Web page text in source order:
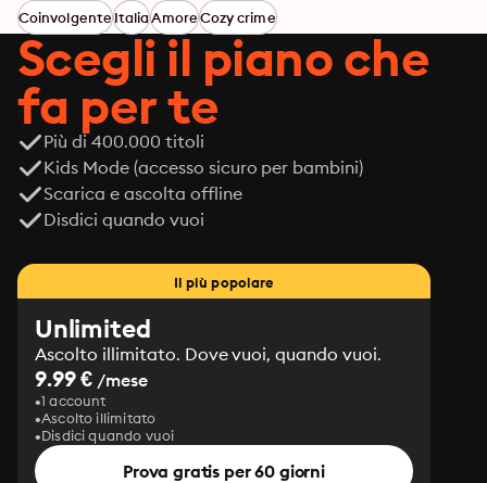
compromesso dovrà pur accettarlo. Così, dopo un
faticoso rebranding, in redazione arrivano centinaia di
manoscritti, tra cui un thriller mozzafiato a cui
mancano le ultime venti pagine.
Peccato che il talentuoso autore sia scomparso nel
nulla e che la trama somigli un po’ troppo a un reale
cold case.
CoinvolgenteItaliaAmoreCozy crime
Scegli il piano che
fa per te
Più di 400.000 titoli
Kids Mode (accesso sicuro per bambini)
Scarica e ascolta offline
Disdici quando vuoi
Il più popolare
Unlimited
Ascolto illimitato. Dove vuoi, quando vuoi.
9.99 € /mese
1 account
Ascolto illimitato
Disdici quando vuoi
Prova gratis per 60 giorni